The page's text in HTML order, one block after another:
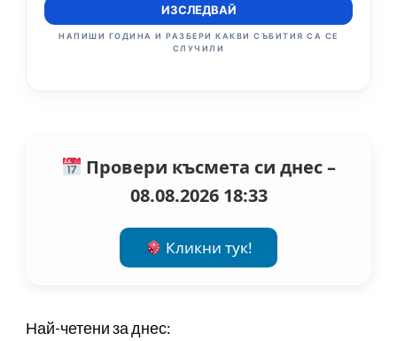
ИЗСЛЕДВАЙ
НАПИШИ ГОДИНА И РАЗБЕРИ КАКВИ СЪБИТИЯ СА СЕ
СЛУЧИЛИ
Провери късмета си днес –
08.08.2026 18:33
Кликни тук!
Най-четени за днес: